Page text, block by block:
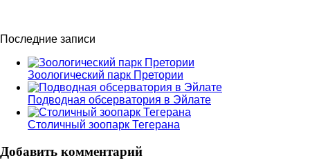
Последние записи
Зоологический парк Претории
Подводная обсерватория в Эйлате
Столичный зоопарк Тегерана
Добавить комментарий